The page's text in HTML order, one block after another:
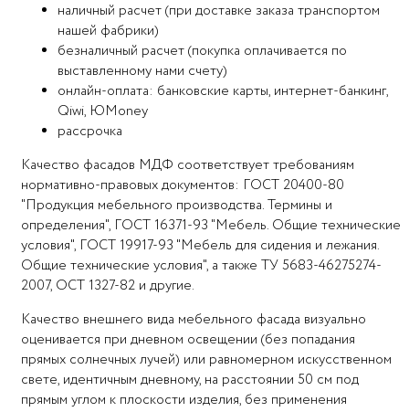
наличный расчет (при доставке заказа транспортом
нашей фабрики)
безналичный расчет (покупка оплачивается по
выставленному нами счету)
онлайн-оплата: банковские карты, интернет-банкинг,
Qiwi, ЮMoney
рассрочка
Качество фасадов МДФ соответствует требованиям
нормативно-правовых документов: ГОСТ 20400-80
"Продукция мебельного производства. Термины и
определения", ГОСТ 16371-93 "Мебель. Общие технические
условия", ГОСТ 19917-93 "Мебель для сидения и лежания.
Общие технические условия", а также ТУ 5683-46275274-
2007, ОСТ 1327-82 и другие.
Качество внешнего вида мебельного фасада визуально
оценивается при дневном освещении (без попадания
прямых солнечных лучей) или равномерном искусственном
свете, идентичным дневному, на расстоянии 50 см под
прямым углом к плоскости изделия, без применения